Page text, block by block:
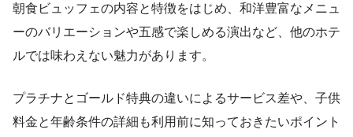
朝食ビュッフェの内容と特徴をはじめ、和洋豊富なメニュ
ーのバリエーションや五感で楽しめる演出など、他のホテ
ルでは味わえない魅力があります。
プラチナとゴールド特典の違いによるサービス差や、子供
料金と年齢条件の詳細も利用前に知っておきたいポイント